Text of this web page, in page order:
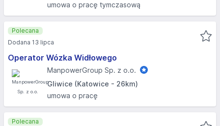
umowa o pracę tymczasową
Operator Wózka Widłowego
ManpowerGroup Sp. z o.o.
Gliwice (Katowice - 26km)
umowa o pracę
Polecana
Dodana 13 lipca
Polecana